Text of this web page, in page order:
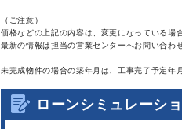
（ご注意）
価格などの上記の内容は、変更になっている場
最新の情報は担当の営業センターへお問い合わ
未完成物件の場合の築年月は、工事完了予定年
ローンシミュレーシ